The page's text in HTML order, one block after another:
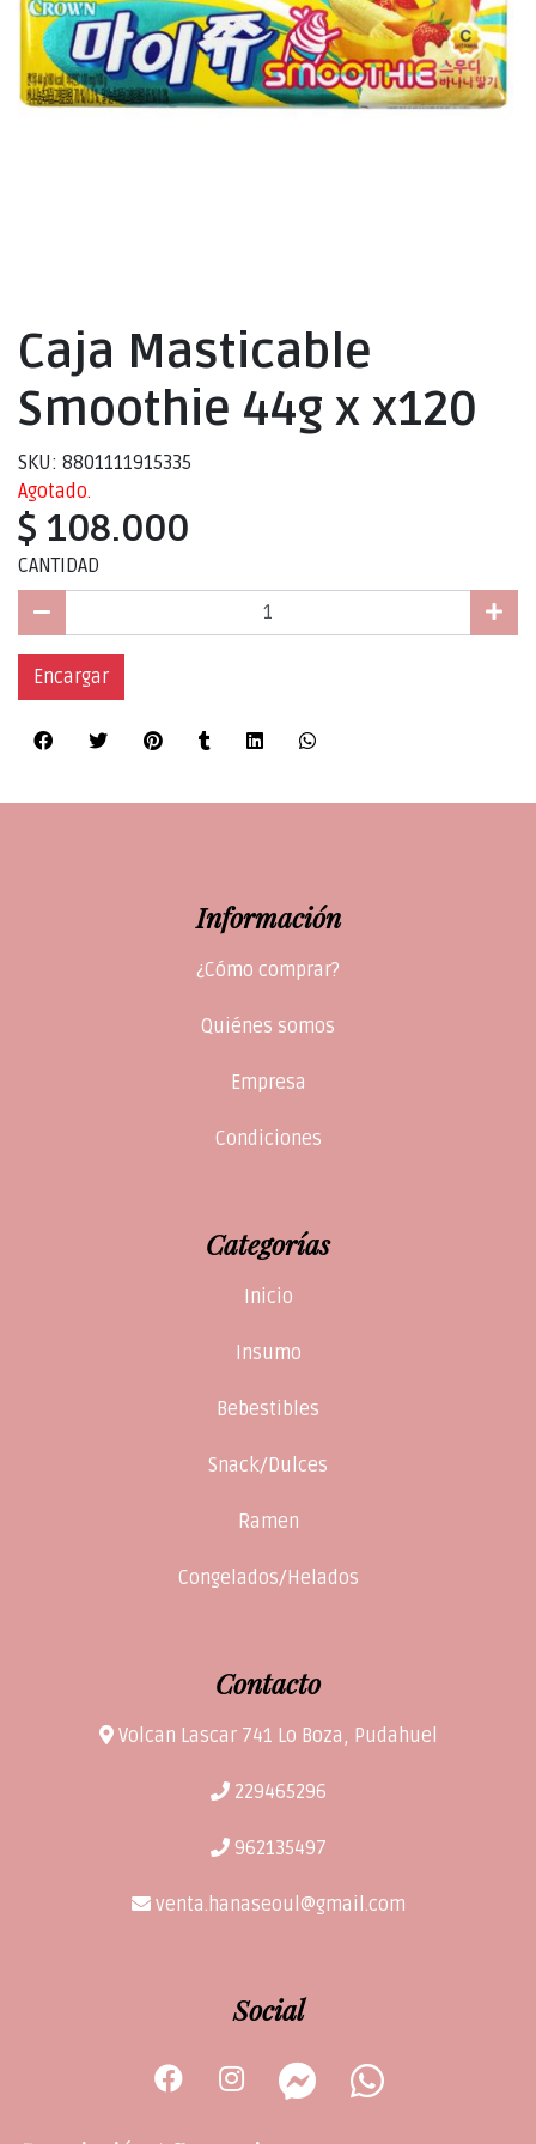
Caja Masticable
Smoothie 44g x x120
SKU: 8801111915335
Agotado.
$ 108.000
CANTIDAD
Encargar
Información
¿Cómo comprar?
Quiénes somos
Empresa
Condiciones
Categorías
Inicio
Insumo
Bebestibles
Snack/Dulces
Ramen
Congelados/Helados
Contacto
Volcan Lascar 741 Lo Boza, Pudahuel
229465296
962135497
venta.hanaseoul@gmail.com
Social